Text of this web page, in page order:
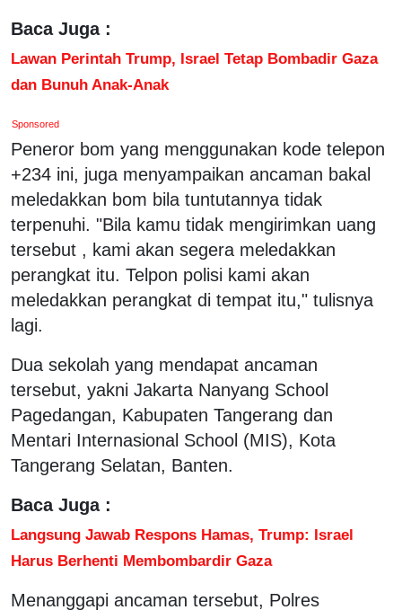
Baca Juga :
Lawan Perintah Trump, Israel Tetap Bombadir Gaza
dan Bunuh Anak-Anak
Sponsored
Peneror bom yang menggunakan kode telepon
+234 ini, juga menyampaikan ancaman bakal
meledakkan bom bila tuntutannya tidak
terpenuhi. "Bila kamu tidak mengirimkan uang
tersebut , kami akan segera meledakkan
perangkat itu. Telpon polisi kami akan
meledakkan perangkat di tempat itu," tulisnya
lagi.
Dua sekolah yang mendapat ancaman
tersebut, yakni Jakarta Nanyang School
Pagedangan, Kabupaten Tangerang dan
Mentari Internasional School (MIS), Kota
Tangerang Selatan, Banten.
Baca Juga :
Langsung Jawab Respons Hamas, Trump: Israel
Harus Berhenti Membombardir Gaza
Menanggapi ancaman tersebut, Polres